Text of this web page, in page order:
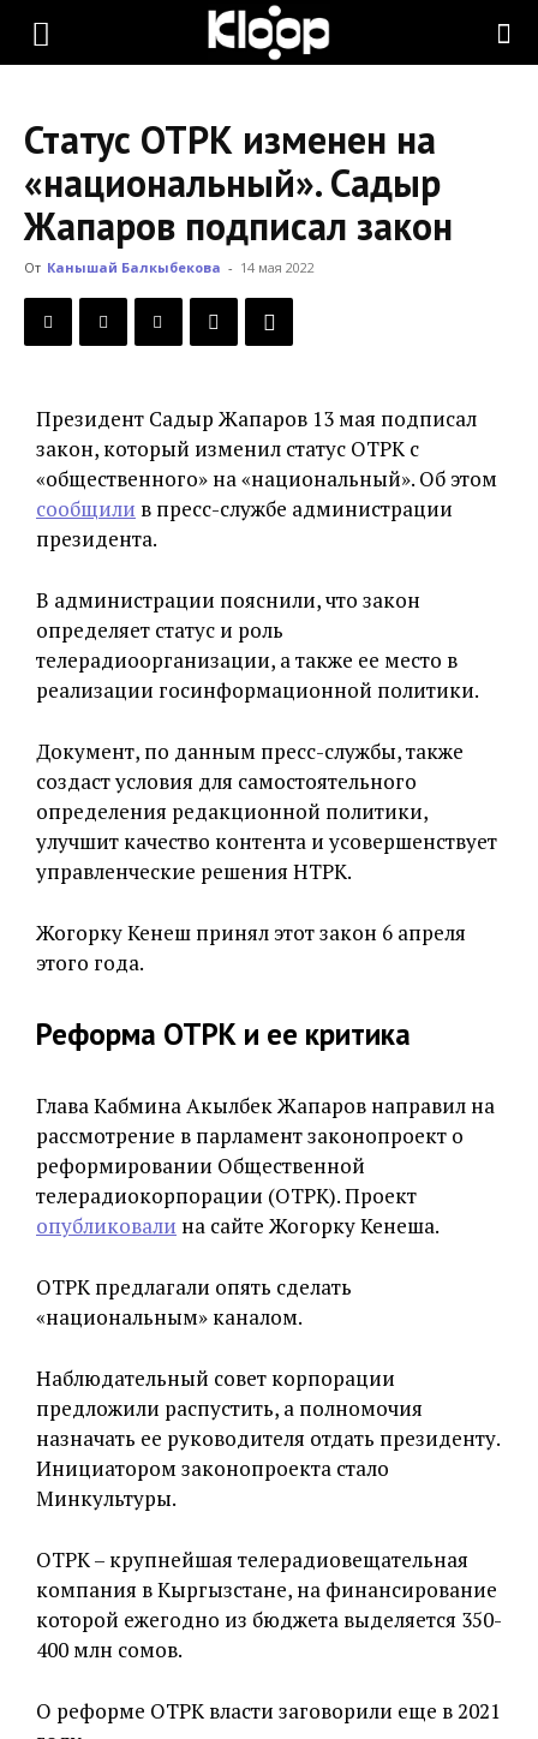
KLOOP.KG
Новости
Кыргызстана
Статус ОТРК изменен на
«национальный». Садыр
Жапаров подписал закон
От Канышай Балкыбекова - 14 мая 2022
Президент Садыр Жапаров 13 мая подписал
закон, который изменил статус ОТРК с
«общественного» на «национальный». Об этом
сообщили в пресс-службе администрации
президента.
В администрации пояснили, что закон
определяет статус и роль
телерадиоорганизации, а также ее место в
реализации госинформационной политики.
Документ, по данным пресс-службы, также
создаст условия для самостоятельного
определения редакционной политики,
улучшит качество контента и усовершенствует
управленческие решения НТРК.
Жогорку Кенеш принял этот закон 6 апреля
этого года.
Реформа ОТРК и ее критика
Глава Кабмина Акылбек Жапаров направил на
рассмотрение в парламент законопроект о
реформировании Общественной
телерадиокорпорации (ОТРК). Проект
опубликовали на сайте Жогорку Кенеша.
ОТРК предлагали опять сделать
«национальным» каналом.
Наблюдательный совет корпорации
предложили распустить, а полномочия
назначать ее руководителя отдать президенту.
Инициатором законопроекта стало
Минкультуры.
ОТРК – крупнейшая телерадиовещательная
компания в Кыргызстане, на финансирование
которой ежегодно из бюджета выделяется 350-
400 млн сомов.
О реформе ОТРК власти заговорили еще в 2021